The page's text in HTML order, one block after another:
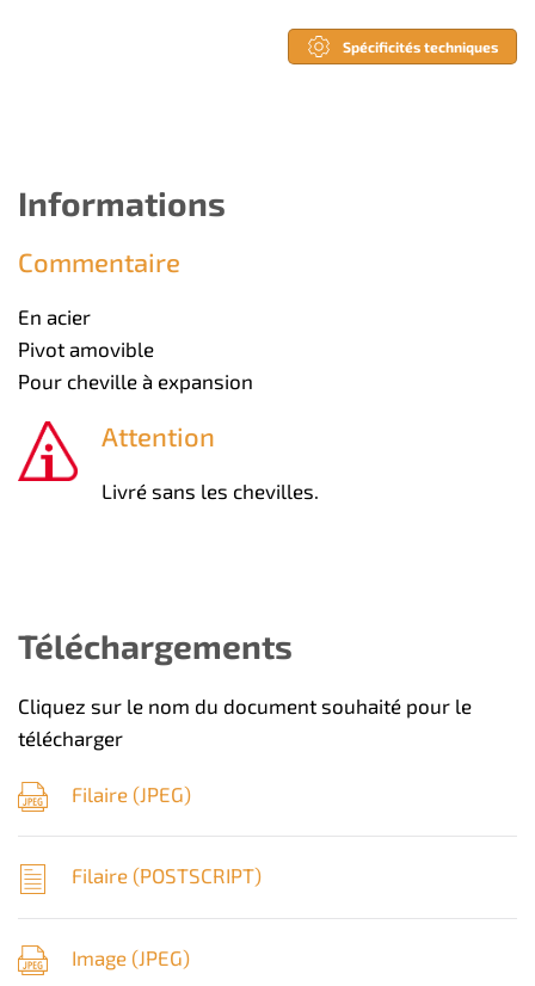
Spécificités techniques
Informations
Commentaire
En acier
Pivot amovible
Pour cheville à expansion
Attention
Livré sans les chevilles.
Téléchargements
Cliquez sur le nom du document souhaité pour le
télécharger
Filaire (JPEG)
Filaire (POSTSCRIPT)
Image (JPEG)